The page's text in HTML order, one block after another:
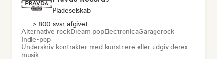
Pladeselskab
> 800 svar afgivet
Alternative rockDream popElectronicaGaragerock
Indie-pop
Underskriv kontrakter med kunstnere eller udgiv deres
musik